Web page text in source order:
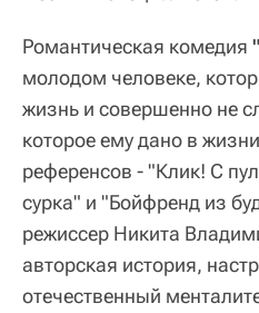
Романтическая комедия
молодом человеке,
жизнь и совершенно не
которое ему дано в
референсов - "Клик! С
сурка" и "Бойфренд из
режиссер Никита
авторская история,
отечественный